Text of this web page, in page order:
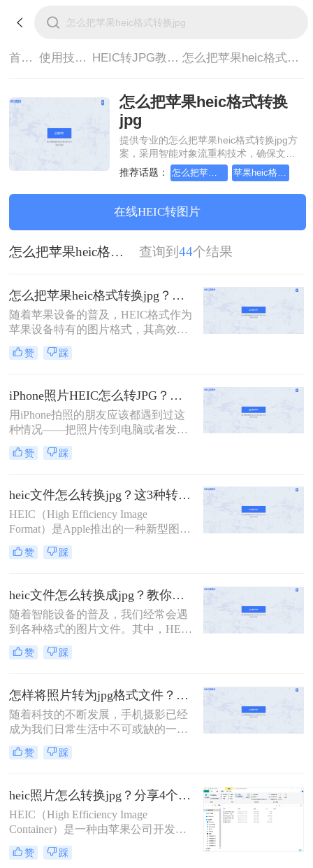
首页> 使用技巧> HEIC转JPG教程> 怎么把苹果heic格式转换jpg
怎么把苹果heic格式转换
jpg
提供专业的怎么把苹果heic格式转换jpg方
案，采用智能对象流重构技术，确保文档
1:1高保真还原且排版不乱码。支持一键批
量处理，全链路 SSL 加密保障隐私安全。
助您快速实现怎么把苹果heic格式转换
jpg，无需安装，高效办公。
推荐话题： 怎么把苹果heic格式转换jpg
在线HEIC转图片
怎么把苹果heic格式转换jpg 查询到 44个结果
怎么把苹果heic格式转换jpg？来看看这几种方法吧！
随着苹果设备的普及，HEIC格式作为
苹果设备特有的图片格式，其高效性
和高质量的图像特点得到了广大用户
的青睐。然而，由于HEIC格式的特殊
上的兼容性并不理想。怎么把苹果
heic格式转换jpg成为了许多用户的需
求。本文将介绍四种将苹果HEIC格式
转换为JPG的方法，帮助用户轻松解
决兼容性问题。
赞 踩
iPhone照片HEIC怎么转JPG？试过几个管用的方法！
用iPhone拍照的朋友应该都遇到过这
种情况——把照片传到电脑或者发给
别人，结果对方打不开，文件后缀是
HEIC，不是熟悉的JPG。这是因为从
保存照片，体积小、画质好，但兼容
性确实是个问题。很多老旧设备、
Windows电脑、部分社交平台和网页
上传入口都不认这个格式。所
以"iphone照片heic怎么转jpg"成了不
少人的刚需。这篇文章按不同使用场
线转换、iPhone端设置和Mac自带工
具四条路子，帮你看完就能上手。
赞 踩
heic文件怎么转换jpg？这3种转换方法可以试试！
HEIC（High Efficiency Image
Format）是Apple推出的一种新型图像
格式，旨在通过HEVC（High
Efficiency Video Coding）编解码器实
HEIC格式的兼容性相对较差，有时我
们需要将其转换为更广泛支持的JPG
格式。那么heic文件怎么转换jpg呢？
本文将介绍三种将HEIC文件转换为
JPG的方法。
赞 踩
heic文件怎么转换成jpg？教你四招快速转换！
​随着智能设备的普及，我们经常会遇
到各种格式的图片文件。其中，HEIC
格式是苹果设备常用的图片格式，但
在非苹果设备或一些旧版软件中可能
件怎么转换成jpg成为了一个常见的需
求。本文将介绍三种将HEIC文件转换
为JPG的方法，帮助您轻松解决这一
问题。
赞 踩
怎样将照片转为jpg格式文件？这里有四种方法！
随着科技的不断发展，手机摄影已经
成为我们日常生活中不可或缺的一部
分。然而，随着iOS系统的更新，
iPhone和iPad等设备拍摄的照片默认
储空间和画质上有所优化，但并非所
有设备和软件都支持直接打开或编
辑。因此，将HEIC格式的照片转换为
更广泛支持的JPG格式变得尤为重
要。那么怎样将照片转为jpg格式文件
呢？本文将详细介绍几种将HEIC照片
赞 踩
heic照片怎么转换jpg？分享4个简单的方法！
HEIC（High Efficiency Image
Container）是一种由苹果公司开发的
图片格式，以其高效的压缩率和较小
的文件体积而受到青睐，尤其在手机
赞 踩